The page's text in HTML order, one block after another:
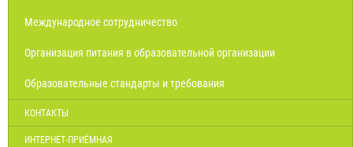
Международное сотрудничество
Организация питания в образовательной организации
Образовательные стандарты и требования
КОНТАКТЫ
ИНТЕРНЕТ-ПРИЁМНАЯ